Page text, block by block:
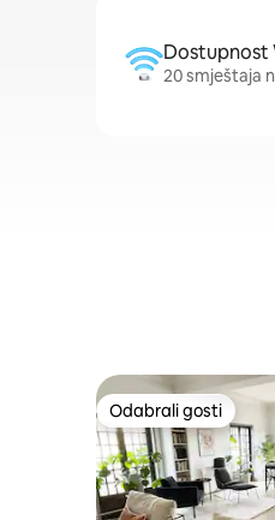
Dostupnost
20 smještaja
Odabrali gosti
Odabrali gosti